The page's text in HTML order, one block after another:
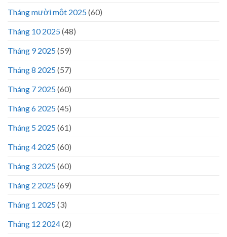
Tháng mười một 2025(60)
Tháng 10 2025(48)
Tháng 9 2025(59)
Tháng 8 2025(57)
Tháng 7 2025(60)
Tháng 6 2025(45)
Tháng 5 2025(61)
Tháng 4 2025(60)
Tháng 3 2025(60)
Tháng 2 2025(69)
Tháng 1 2025(3)
Tháng 12 2024(2)